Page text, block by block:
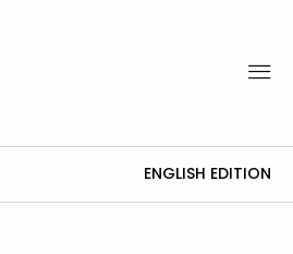
ENGLISH EDITION